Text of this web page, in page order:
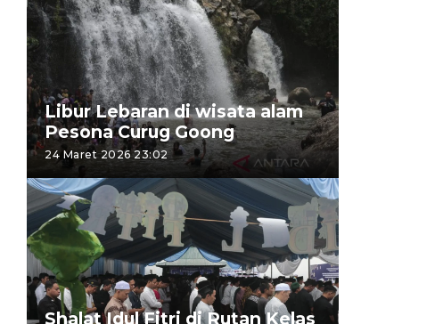
Libur Lebaran di wisata alam
Pesona Curug Goong
24 Maret 2026 23:02
Shalat Idul Fitri di Rutan Kelas